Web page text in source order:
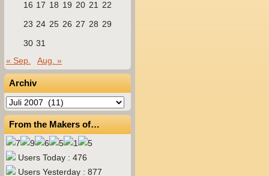
16 17 18 19 20 21
22
23 24 25 26 27 28 29
30 31
« Sep.
Aug. »
Archiv
Archiv
From the Makers of…
Users Today : 476
Users Yesterday : 877